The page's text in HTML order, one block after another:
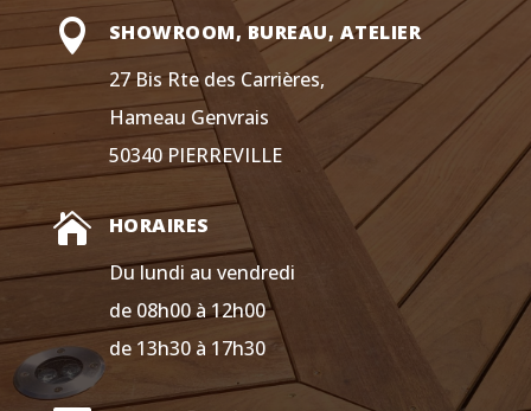

SHOWROOM, BUREAU, ATELIER
27 Bis Rte des Carrières,
Hameau Genvrais
50340 PIERREVILLE

HORAIRES
Du lundi au vendredi
de 08h00 à 12h00
de 13h30 à 17h30